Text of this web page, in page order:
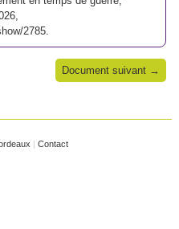
2785
Document suivant →
| Contact